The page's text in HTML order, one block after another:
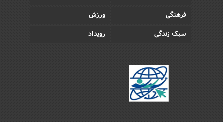
فرهنگی
ورزش
سبک زندگی
رویداد